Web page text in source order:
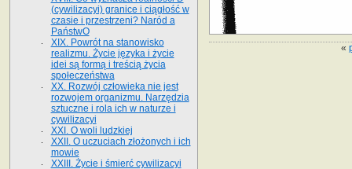
«
(cywilizacyi) granice i ciągłość w
czasie i przestrzeni? Naród a
PaństwO
XIX. Powrót na stanowisko
realizmu. Życie języka i życie
idei są formą i treścią życia
społeczeństwa
XX. Rozwój człowieka nie jest
rozwojem organizmu. Narzędzia
sztuczne i rola ich w naturze i
cywilizacyi
XXI. O woli ludzkiej
XXII. O uczuciach złożonych i ich
mowie
XXIII. Życie i śmierć cywilizacyi